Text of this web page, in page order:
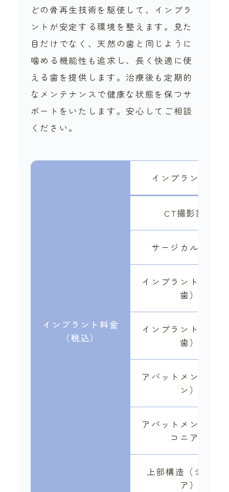
どの骨再生技術を駆使して、インプラ
ントが安定する環境を整えます。見た
目だけでなく、天然の歯と同じように
噛める機能性も追求し、長く快適に使
える歯を提供します。治療後も定期的
なメンテナンスで健康な状態を保つサ
ポートをいたします。安心してご相談
ください。
インプラント料金
（税込）
インプラント相談
CT撮影診断
サージカルガイド
インプラント手術
歯）
インプラント手術
歯）
アバットメント（
ン）
アバットメント（
コニア）
上部構造（ジルコ
ア）